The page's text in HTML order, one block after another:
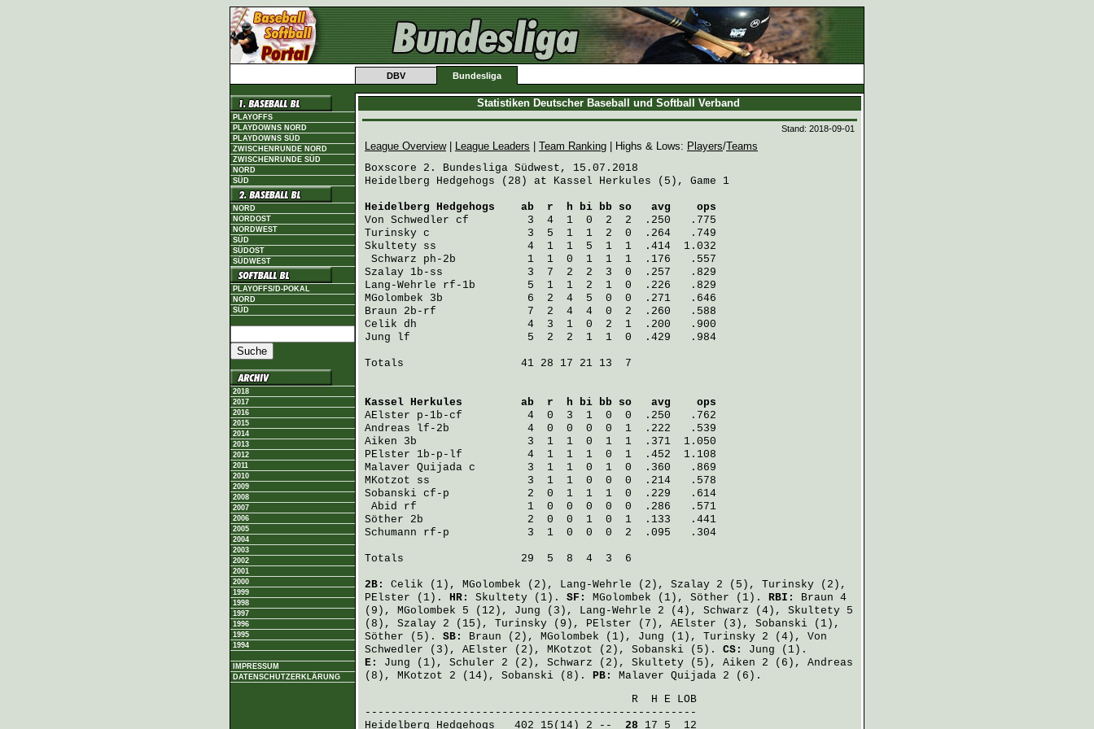
DBV Bundesliga
PLAYOFFS
PLAYDOWNS NORD
PLAYDOWNS SÜD
ZWISCHENRUNDE NORD
ZWISCHENRUNDE SÜD
NORD
SÜD
NORD
NORDOST
NORDWEST
SÜD
SÜDOST
SÜDWEST
PLAYOFFS/D-POKAL
NORD
SÜD
2018
2017
2016
2015
2014
2013
2012
2011
2010
2009
2008
2007
2006
2005
2004
2003
2002
2001
2000
1999
1998
1997
1996
1995
1994
IMPRESSUM
DATENSCHUTZERKLÄRUNG
Statistiken Deutscher Baseball und Softball Verband
Stand: 2018-09-01
League Overview| League Leaders Team Ranking | Highs & Lows: Players/Teams
Boxscore 2. Bundesliga Südwest, 15.07.2018
Heidelberg Hedgehogs (28) at Kassel Herkules (5), Game 1
Heidelberg Hedgehogs
    ab  r  h bi bb so   avg    ops
Von Schwedler cf         3  4  1  0  2  2  .250   .775
Turinsky c               3  5  1  1  2  0  .264   .749
Skultety ss              4  1  1  5  1  1  .414  1.032
Schwarz ph-2b           1  1  0  1  1  1  .176   .557
Szalay 1b-ss             3  7  2  2  3  0  .257   .829
Lang-Wehrle rf-1b        5  1  1  2  1  0  .226   .829
MGolombek 3b             6  2  4  5  0  0  .271   .646
Braun 2b-rf              7  2  4  4  0  2  .260   .588
Celik dh                 4  3  1  0  2  1  .200   .900
Jung lf                  5  2  2  1  1  0  .429   .984
Totals                  41 28 17 21 13  7
Kassel Herkules
         ab  r  h bi bb so   avg    ops
AElster p-1b-cf          4  0  3  1  0  0  .250   .762
Andreas lf-2b            4  0  0  0  0  1  .222   .539
Aiken 3b                 3  1  1  0  1  1  .371  1.050
PElster 1b-p-lf          4  1  1  1  0  1  .452  1.108
Malaver Quijada c        3  1  1  0  1  0  .360   .869
MKotzot ss               3  1  1  0  0  0  .214   .578
Sobanski cf-p            2  0  1  1  1  0  .229   .614
Abid rf                 1  0  0  0  0  0  .286   .571
Söther 2b                2  0  0  1  0  1  .133   .441
Schumann rf-p            3  1  0  0  0  2  .095   .304
Totals                  29  5  8  4  3  6
2B: Celik (1), MGolombek (2), Lang-Wehrle (2), Szalay 2 (5), Turinsky (2),
PElster (1). HR: Skultety (1). SF: MGolombek (1), Söther (1). RBI: Braun 4
(9), MGolombek 5 (12), Jung (3), Lang-Wehrle 2 (4), Schwarz (4), Skultety 5
(8), Szalay 2 (15), Turinsky (9), PElster (7), AElster (3), Sobanski (1),
Söther (5). SB: Braun (2), MGolombek (1), Jung (1), Turinsky 2 (4), Von
Schwedler (3), AElster (2), MKotzot (2), Sobanski (5). CS: Jung (1).
E: Jung (1), Schuler 2 (2), Schwarz (2), Skultety (5), Aiken 2 (6), Andreas
(8), MKotzot 2 (14), Sobanski (8). PB: Malaver Quijada 2 (6).
                                         R  H E LOB
Heidelberg Hedgehogs
   402 15(14) 2 --
28